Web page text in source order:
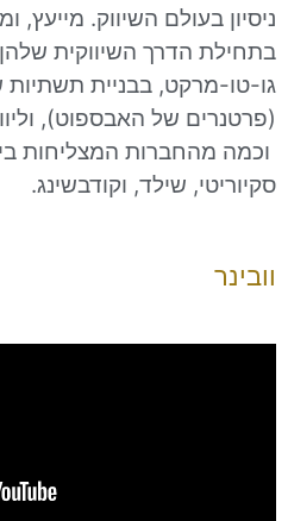
השיווקית שלהן בבניית
בבניית תשתיות שיווק
המצליחות בישראל כמו
שילד, וקודבשינג.